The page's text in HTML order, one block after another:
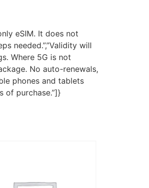
eSIM. It does not
needed.”,”Validity will
Where 5G is not
No auto-renewals,
phones and tablets
of purchase.”]}